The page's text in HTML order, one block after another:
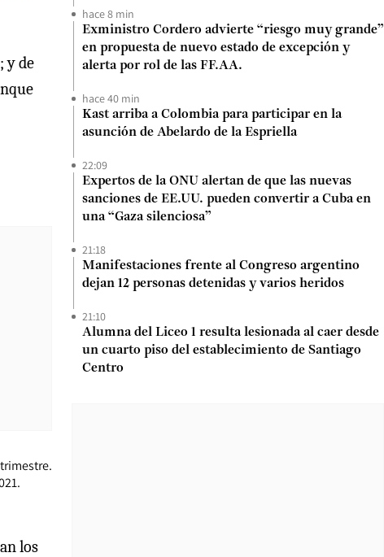
y de
los
hace 8 min
Exministro Cordero advierte “riesgo muy grande”
en propuesta de nuevo estado de excepción y
alerta por rol de las FF.AA.
hace 40 min
Kast arriba a Colombia para participar en la
asunción de Abelardo de la Espriella
22:09
Expertos de la ONU alertan de que las nuevas
sanciones de EE.UU. pueden convertir a Cuba en
una “Gaza silenciosa”
21:18
Manifestaciones frente al Congreso argentino
dejan 12 personas detenidas y varios heridos
21:10
Alumna del Liceo 1 resulta lesionada al caer desde
un cuarto piso del establecimiento de Santiago
Centro